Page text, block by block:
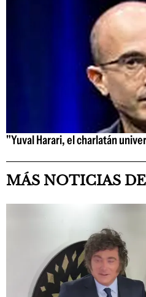
"Yuval Harari, el charlatán
MÁS NOTICIAS